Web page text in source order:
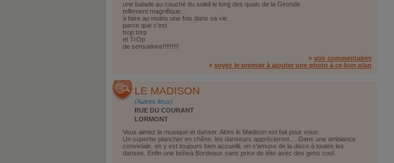
une balade au couché du soleil le long des quais de la Gironde
tellement magnifique...
à faire au moins une fois dans sa vie
parce que c'est
trop torp
et TrOp
de sensations!!!!!!!!!
» voir commentaires
» soyez le premier à ajouter une photo à ce bon plan
LE MADISON
(Autres lieux)
RUE DU COURANT
LORMONT
Vous aimez la musique et danser. Alors le Madison est fait pour vous.
Un superbe plancher en chêne, les danseurs apprécieront.... Dans une ambiance
conviviale, on y est toujours bien accueilli; on s'amuse de la disco à toutes les
danses. Enfin une boîteà Bordeaux sans prise de tête avec des gens cool.